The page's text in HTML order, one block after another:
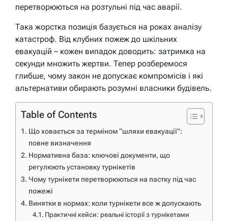
перетворюються на розтульні під час аварії.
Така жорстка позиція базується на роках аналізу
катастроф. Від клубних пожеж до шкільних
евакуацій – кожен випадок доводить: затримка на
секунди множить жертви. Тепер розберемося
глибше, чому закон не допускає компромісів і які
альтернативи обирають розумні власники будівель.
Table of Contents
Що ховається за терміном “шляхи евакуації”:
повне визначення
Нормативна база: ключові документи, що
регулюють установку турнікетів
Чому турнікети перетворюються на пастку під час
пожежі
Винятки в нормах: коли турнікети все ж допускають
Практичні кейси: реальні історії з турнікетами